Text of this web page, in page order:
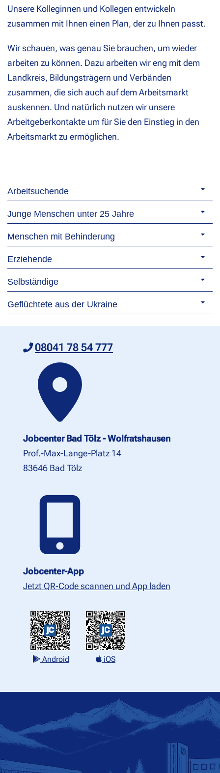
Unsere Kolleginnen und Kollegen entwickeln
zusammen mit Ihnen einen Plan, der zu Ihnen passt.
Wir schauen, was genau Sie brauchen, um wieder
arbeiten zu können. Dazu arbeiten wir eng mit dem
Landkreis, Bildungsträgern und Verbänden
zusammen, die sich auch auf dem Arbeitsmarkt
auskennen. Und natürlich nutzen wir unsere
Arbeitgeberkontakte um für Sie den Einstieg in den
Arbeitsmarkt zu ermöglichen.
Arbeitsuchende
Junge Menschen unter 25 Jahre
Menschen mit Behinderung
Erziehende
Selbständige
Geflüchtete aus der Ukraine
08041 78 54 777
Jobcenter Bad Tölz - Wolfratshausen
Prof.-Max-Lange-Platz 14
83646 Bad Tölz
Jobcenter-App
Jetzt QR-Code scannen und App laden
Android iOS